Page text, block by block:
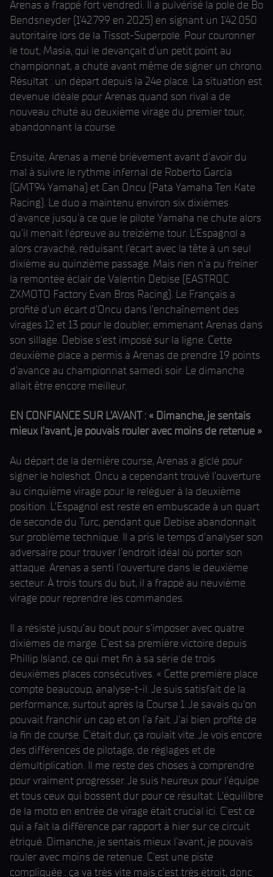
Arenas a frappé fort vendredi. Il a pulvérisé la pole de Bo
Bendsneyder (1'42.799 en 2025) en signant un 1'42.050
autoritaire lors de la Tissot-Superpole. Pour couronner
le tout, Masia, qui le devançait d'un petit point au
championnat, a chuté avant même de signer un chrono.
Résultat : un départ depuis la 24e place. La situation est
devenue idéale pour Arenas quand son rival a de
nouveau chuté au deuxième virage du premier tour,
abandonnant la course.
Ensuite, Arenas a mené brièvement avant d'avoir du
mal à suivre le rythme infernal de Roberto Garcia
(GMT94 Yamaha) et Can Oncu (Pata Yamaha Ten Kate
Racing). Le duo a maintenu environ six dixièmes
d'avance jusqu'à ce que le pilote Yamaha ne chute alors
qu'il menait l'épreuve au treizième tour. L'Espagnol a
alors cravaché, réduisant l'écart avec la tête à un seul
dixième au quinzième passage. Mais rien n'a pu freiner
la remontée éclair de Valentin Debise (EASTROC
ZXMOTO Factory Evan Bros Racing). Le Français a
profité d'un écart d'Oncu dans l'enchaînement des
virages 12 et 13 pour le doubler, emmenant Arenas dans
son sillage. Debise s'est imposé sur la ligne. Cette
deuxième place a permis à Arenas de prendre 19 points
d'avance au championnat samedi soir. Le dimanche
allait être encore meilleur.
EN CONFIANCE SUR L'AVANT : « Dimanche, je sentais
mieux l'avant, je pouvais rouler avec moins de retenue »
Au départ de la dernière course, Arenas a giclé pour
signer le holeshot. Oncu a cependant trouvé l'ouverture
au cinquième virage pour le reléguer à la deuxième
position. L'Espagnol est resté en embuscade à un quart
de seconde du Turc, pendant que Debise abandonnait
sur problème technique. Il a pris le temps d'analyser son
adversaire pour trouver l'endroit idéal où porter son
attaque. Arenas a senti l'ouverture dans le deuxième
secteur. À trois tours du but, il a frappé au neuvième
virage pour reprendre les commandes.
Il a résisté jusqu'au bout pour s'imposer avec quatre
dixièmes de marge. C'est sa première victoire depuis
Phillip Island, ce qui met fin à sa série de trois
deuxièmes places consécutives. « Cette première place
compte beaucoup, analyse-t-il. Je suis satisfait de la
performance, surtout après la Course 1. Je savais qu'on
pouvait franchir un cap et on l'a fait. J'ai bien profité de
la fin de course. C'était dur, ça roulait vite. Je vois encore
des différences de pilotage, de réglages et de
démultiplication. Il me reste des choses à comprendre
pour vraiment progresser. Je suis heureux pour l'équipe
et tous ceux qui bossent dur pour ce résultat. L'équilibre
de la moto en entrée de virage était crucial ici. C'est ce
qui a fait la différence par rapport à hier sur ce circuit
étriqué. Dimanche, je sentais mieux l'avant, je pouvais
rouler avec moins de retenue. C'est une piste
compliquée : ça va très vite mais c'est très étroit, donc